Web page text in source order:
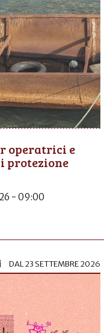
operatrici e
protezione
- 09:00
DAL23 SETTEMBRE 2026